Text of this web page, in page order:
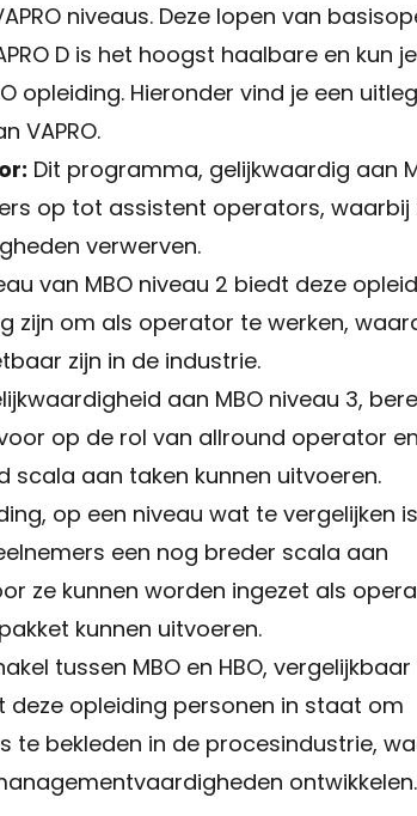
niveaus. Deze lopen van
D is het hoogst haalbare en kun je
opleiding. Hieronder vind je een
VAPRO.
Dit programma, gelijkwaardig aan
op tot assistent operators, waarbij
verwerven.
van MBO niveau 2 biedt deze
zijn om als operator te werken,
zijn in de industrie.
aan MBO niveau 3,
op de rol van allround operator en
scala aan taken kunnen uitvoeren.
op een niveau wat te vergelijken
een nog breder scala aan
ze kunnen worden ingezet als
kunnen uitvoeren.
tussen MBO en HBO,
deze opleiding personen in staat om
te bekleden in de procesindustrie,
ontwikkelen.